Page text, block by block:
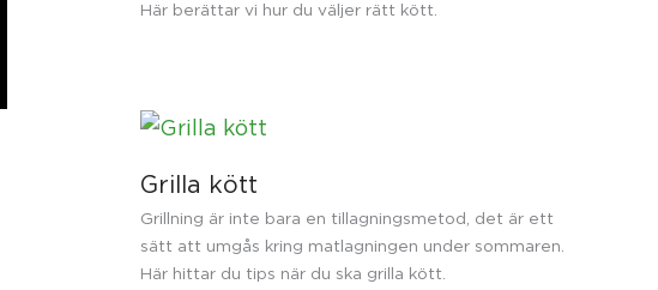
Här berättar vi hur du väljer rätt kött.
Grilla kött
Grillning är inte bara en tillagningsmetod, det är ett
sätt att umgås kring matlagningen under sommaren.
Här hittar du tips när du ska grilla kött.